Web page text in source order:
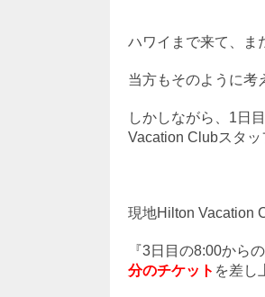
ハワイまで来て、ま
当方もそのように考
しかしながら、1日
Vacation Clubスタッ
現地Hilton Vacation
『3日目の8:00から
分のチケット を差し